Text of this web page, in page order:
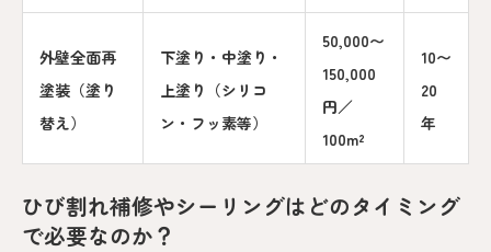
外壁全面再
塗装（塗り
替え）
下塗り・中塗り・
上塗り（シリコ
ン・フッ素等）
50,000〜
150,000
円／
100m²
10〜
20
年
ひび割れ補修やシーリングはどのタイミング
で必要なのか？